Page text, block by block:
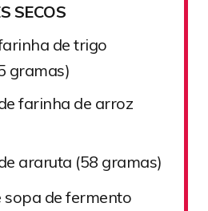
SECOS
de trigo
gramas)
farinha de arroz
araruta (58 gramas)
sopa de fermento